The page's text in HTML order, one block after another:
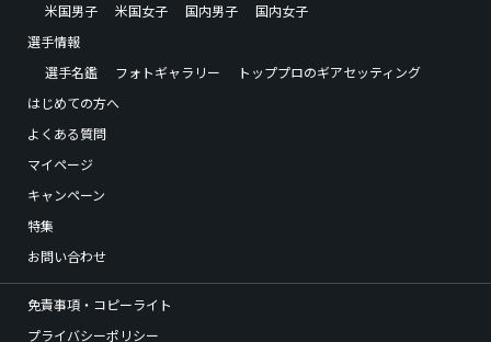
米国男子
米国女子 国内男子
国内女子
選手情報
選手名鑑
フォトギャラリー
トッププロのギアセッティング
はじめての方へ
よくある質問
マイページ
キャンペーン
特集
お問い合わせ
免責事項・コピーライト
プライバシーポリシー